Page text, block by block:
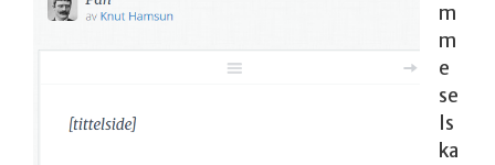
m
m
e
se
ls
ka